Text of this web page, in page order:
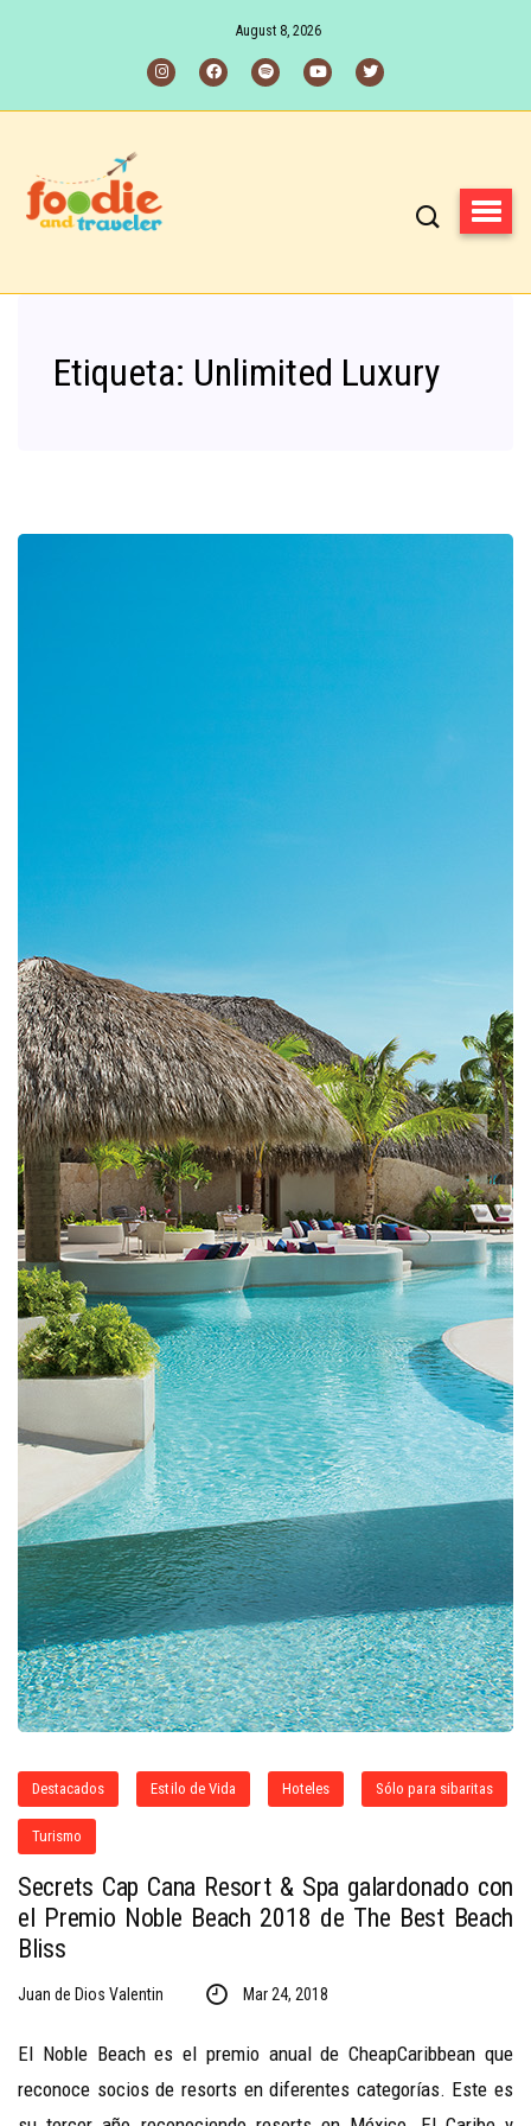
August 8, 2026
Etiqueta: Unlimited Luxury
Destacados Estilo de Vida Hoteles Sólo para sibaritas
Turismo
Secrets Cap Cana Resort & Spa galardonado con
el Premio Noble Beach 2018 de The Best Beach
Bliss
Juan de Dios Valentin Mar 24, 2018
El Noble Beach es el premio anual de CheapCaribbean que
reconoce socios de resorts en diferentes categorías. Este es